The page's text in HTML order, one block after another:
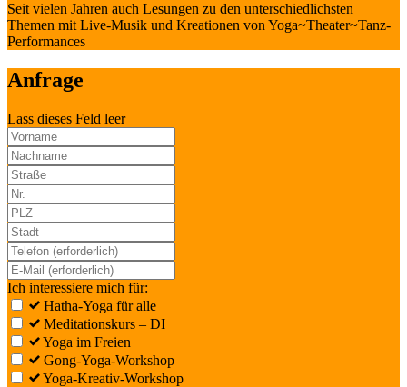
Seit vielen Jahren auch Lesungen zu den unterschiedlichsten
Themen mit Live-Musik und Kreationen von Yoga~Theater~Tanz-
Performances
Anfrage
Lass dieses Feld leer
Ich interessiere mich für:
Hatha-Yoga für alle
Meditationskurs – DI
Yoga im Freien
Gong-Yoga-Workshop
Yoga-Kreativ-Workshop